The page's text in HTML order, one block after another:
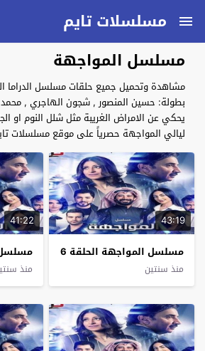
مسلسلات تايم
مسلسل المواجهة
مشاهدة وتحميل جميع حلقات مسلسل الدراما
يحكي عن الامراض الغريبة مثل شلل النوم او
ليالي المواجهة حصرياً على موقع مسلسلات
43:19
مسلسل المواجهة الحلقة 6
منذ سنتين
41:22
مسلسل
منذ